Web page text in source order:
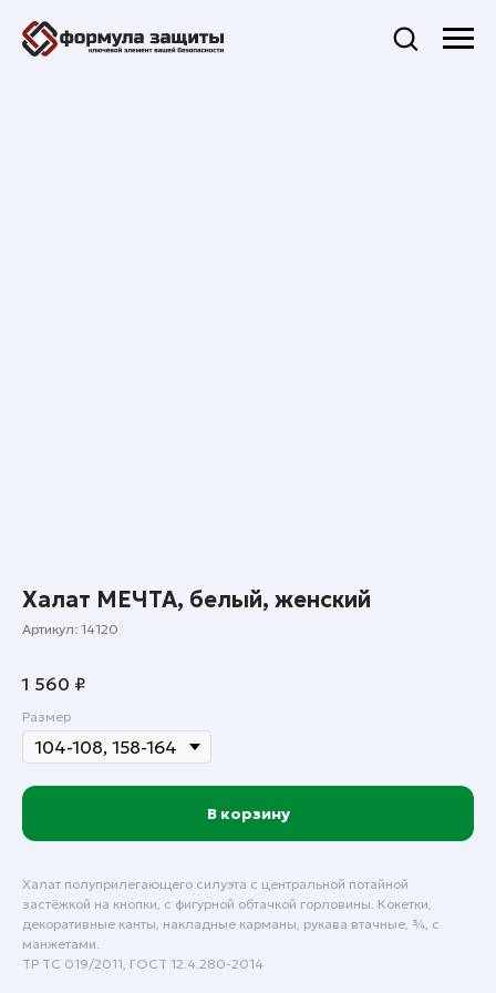
Халат МЕЧТА, белый, женский
Артикул: 14120
1 560 ₽
Размер
В корзину
Халат полуприлегающего силуэта с центральной потайной
застёжкой на кнопки, с фигурной обтачкой горловины. Кокетки,
декоративные канты, накладные карманы, рукава втачные, ¾, с
манжетами.
ТР ТС 019/2011, ГОСТ 12.4.280-2014